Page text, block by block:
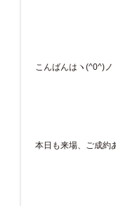
こんばんはヽ(^0^)ノ
本日も来場、ご成約